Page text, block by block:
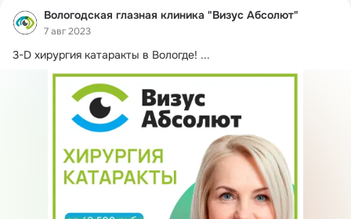
Вологодская глазная клиника "Визус Абсолют"
7 авг 2023
3-D хирургия катаракты в Вологде! ...